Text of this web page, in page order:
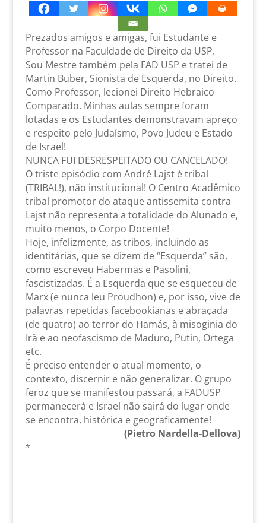
Prezados amigos e amigas, fui Estudante e
Professor na Faculdade de Direito da USP.
Sou Mestre também pela FAD USP e tratei de
Martin Buber, Sionista de Esquerda, no Direito.
Como Professor, lecionei Direito Hebraico
Comparado. Minhas aulas sempre foram
lotadas e os Estudantes demonstravam apreço
e respeito pelo Judaísmo, Povo Judeu e Estado
de Israel!
NUNCA FUI DESRESPEITADO OU CANCELADO!
O triste episódio com André Lajst é tribal
(TRIBAL!), não institucional! O Centro Acadêmico
tribal promotor do ataque antissemita contra
Lajst não representa a totalidade do Alunado e,
muito menos, o Corpo Docente!
Hoje, infelizmente, as tribos, incluindo as
identitárias, que se dizem de “Esquerda” são,
como escreveu Habermas e Pasolini,
fascistizadas. É a Esquerda que se esqueceu de
Marx (e nunca leu Proudhon) e, por isso, vive de
palavras repetidas facebookianas e abraçada
(de quatro) ao terror do Hamás, à misoginia do
Irã e ao neofascismo de Maduro, Putin, Ortega
etc.
É preciso entender o atual momento, o
contexto, discernir e não generalizar. O grupo
feroz que se manifestou passará, a FADUSP
permanecerá e Israel não sairá do lugar onde
se encontra, histórica e geograficamente!
(Pietro Nardella-Dellova)
*